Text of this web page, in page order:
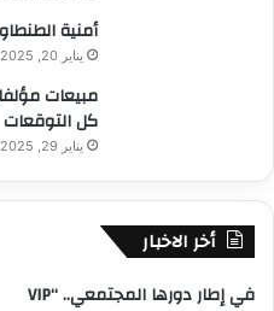
أمنية
يناير 20, 2025
مبيعات
كل التوقعات
يناير 29, 2025
أخر الاخبار
في إطار دورها المجتمعي.. “VIP